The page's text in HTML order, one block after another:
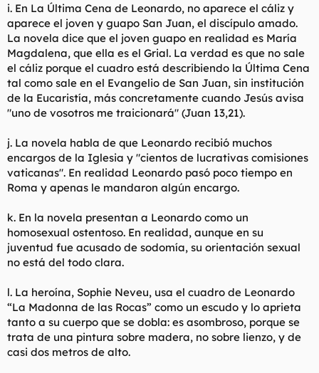
i. En La Última Cena de Leonardo, no aparece el cáliz y
aparece el joven y guapo San Juan, el discípulo amado.
La novela dice que el joven guapo en realidad es María
Magdalena, que ella es el Grial. La verdad es que no sale
el cáliz porque el cuadro está describiendo la Última Cena
tal como sale en el Evangelio de San Juan, sin institución
de la Eucaristía, más concretamente cuando Jesús avisa
"uno de vosotros me traicionará" (Juan 13,21).
j. La novela habla de que Leonardo recibió muchos
encargos de la Iglesia y "cientos de lucrativas comisiones
vaticanas". En realidad Leonardo pasó poco tiempo en
Roma y apenas le mandaron algún encargo.
k. En la novela presentan a Leonardo como un
homosexual ostentoso. En realidad, aunque en su
juventud fue acusado de sodomía, su orientación sexual
no está del todo clara.
l. La heroína, Sophie Neveu, usa el cuadro de Leonardo
“La Madonna de las Rocas” como un escudo y lo aprieta
tanto a su cuerpo que se dobla: es asombroso, porque se
trata de una pintura sobre madera, no sobre lienzo, y de
casi dos metros de alto.